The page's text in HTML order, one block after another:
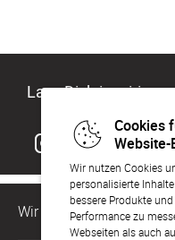
Cookies
Wir nutzen Cookies
personalisierte
bessere Produkte
Performance zu
Webseiten als auch
Lass Dich inspirieren
Wir sind für Dich da